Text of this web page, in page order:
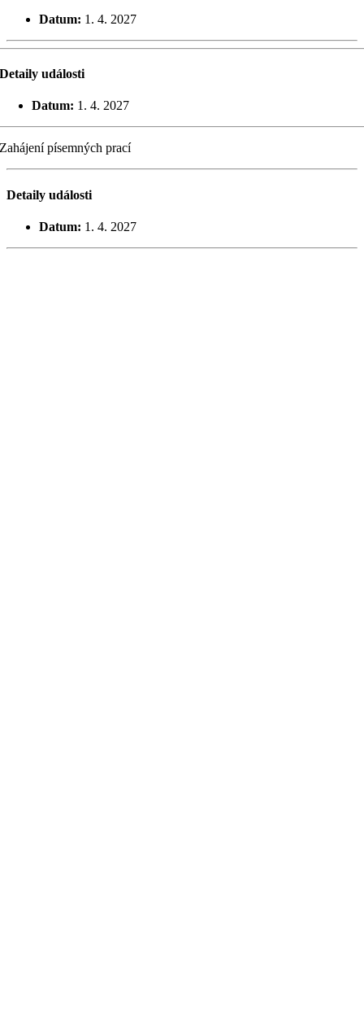
Datum: 1. 4. 2027
Detaily události
Datum: 1. 4. 2027
Zahájení písemných prací
Detaily události
Datum: 1. 4. 2027